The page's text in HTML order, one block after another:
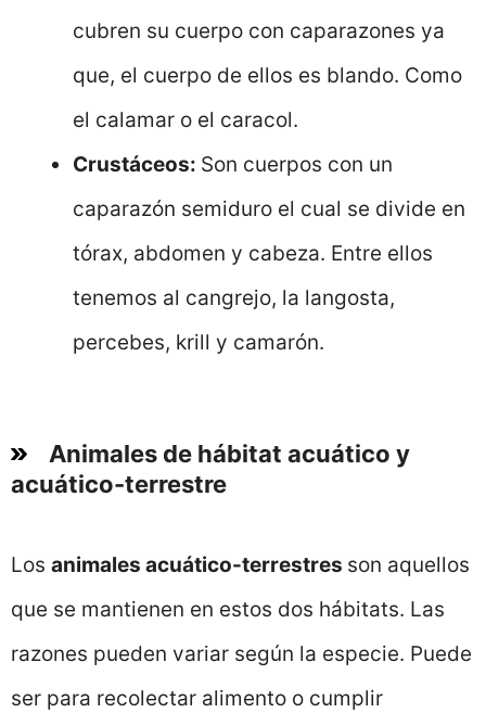
cubren su cuerpo con caparazones ya
que, el cuerpo de ellos es blando. Como
el calamar o el caracol.
Crustáceos: Son cuerpos con un
caparazón semiduro el cual se divide en
tórax, abdomen y cabeza. Entre ellos
tenemos al cangrejo, la langosta,
percebes, krill y camarón.
Animales de hábitat acuático y
acuático-terrestre
Los animales acuático-terrestres son aquellos
que se mantienen en estos dos hábitats. Las
razones pueden variar según la especie. Puede
ser para recolectar alimento o cumplir